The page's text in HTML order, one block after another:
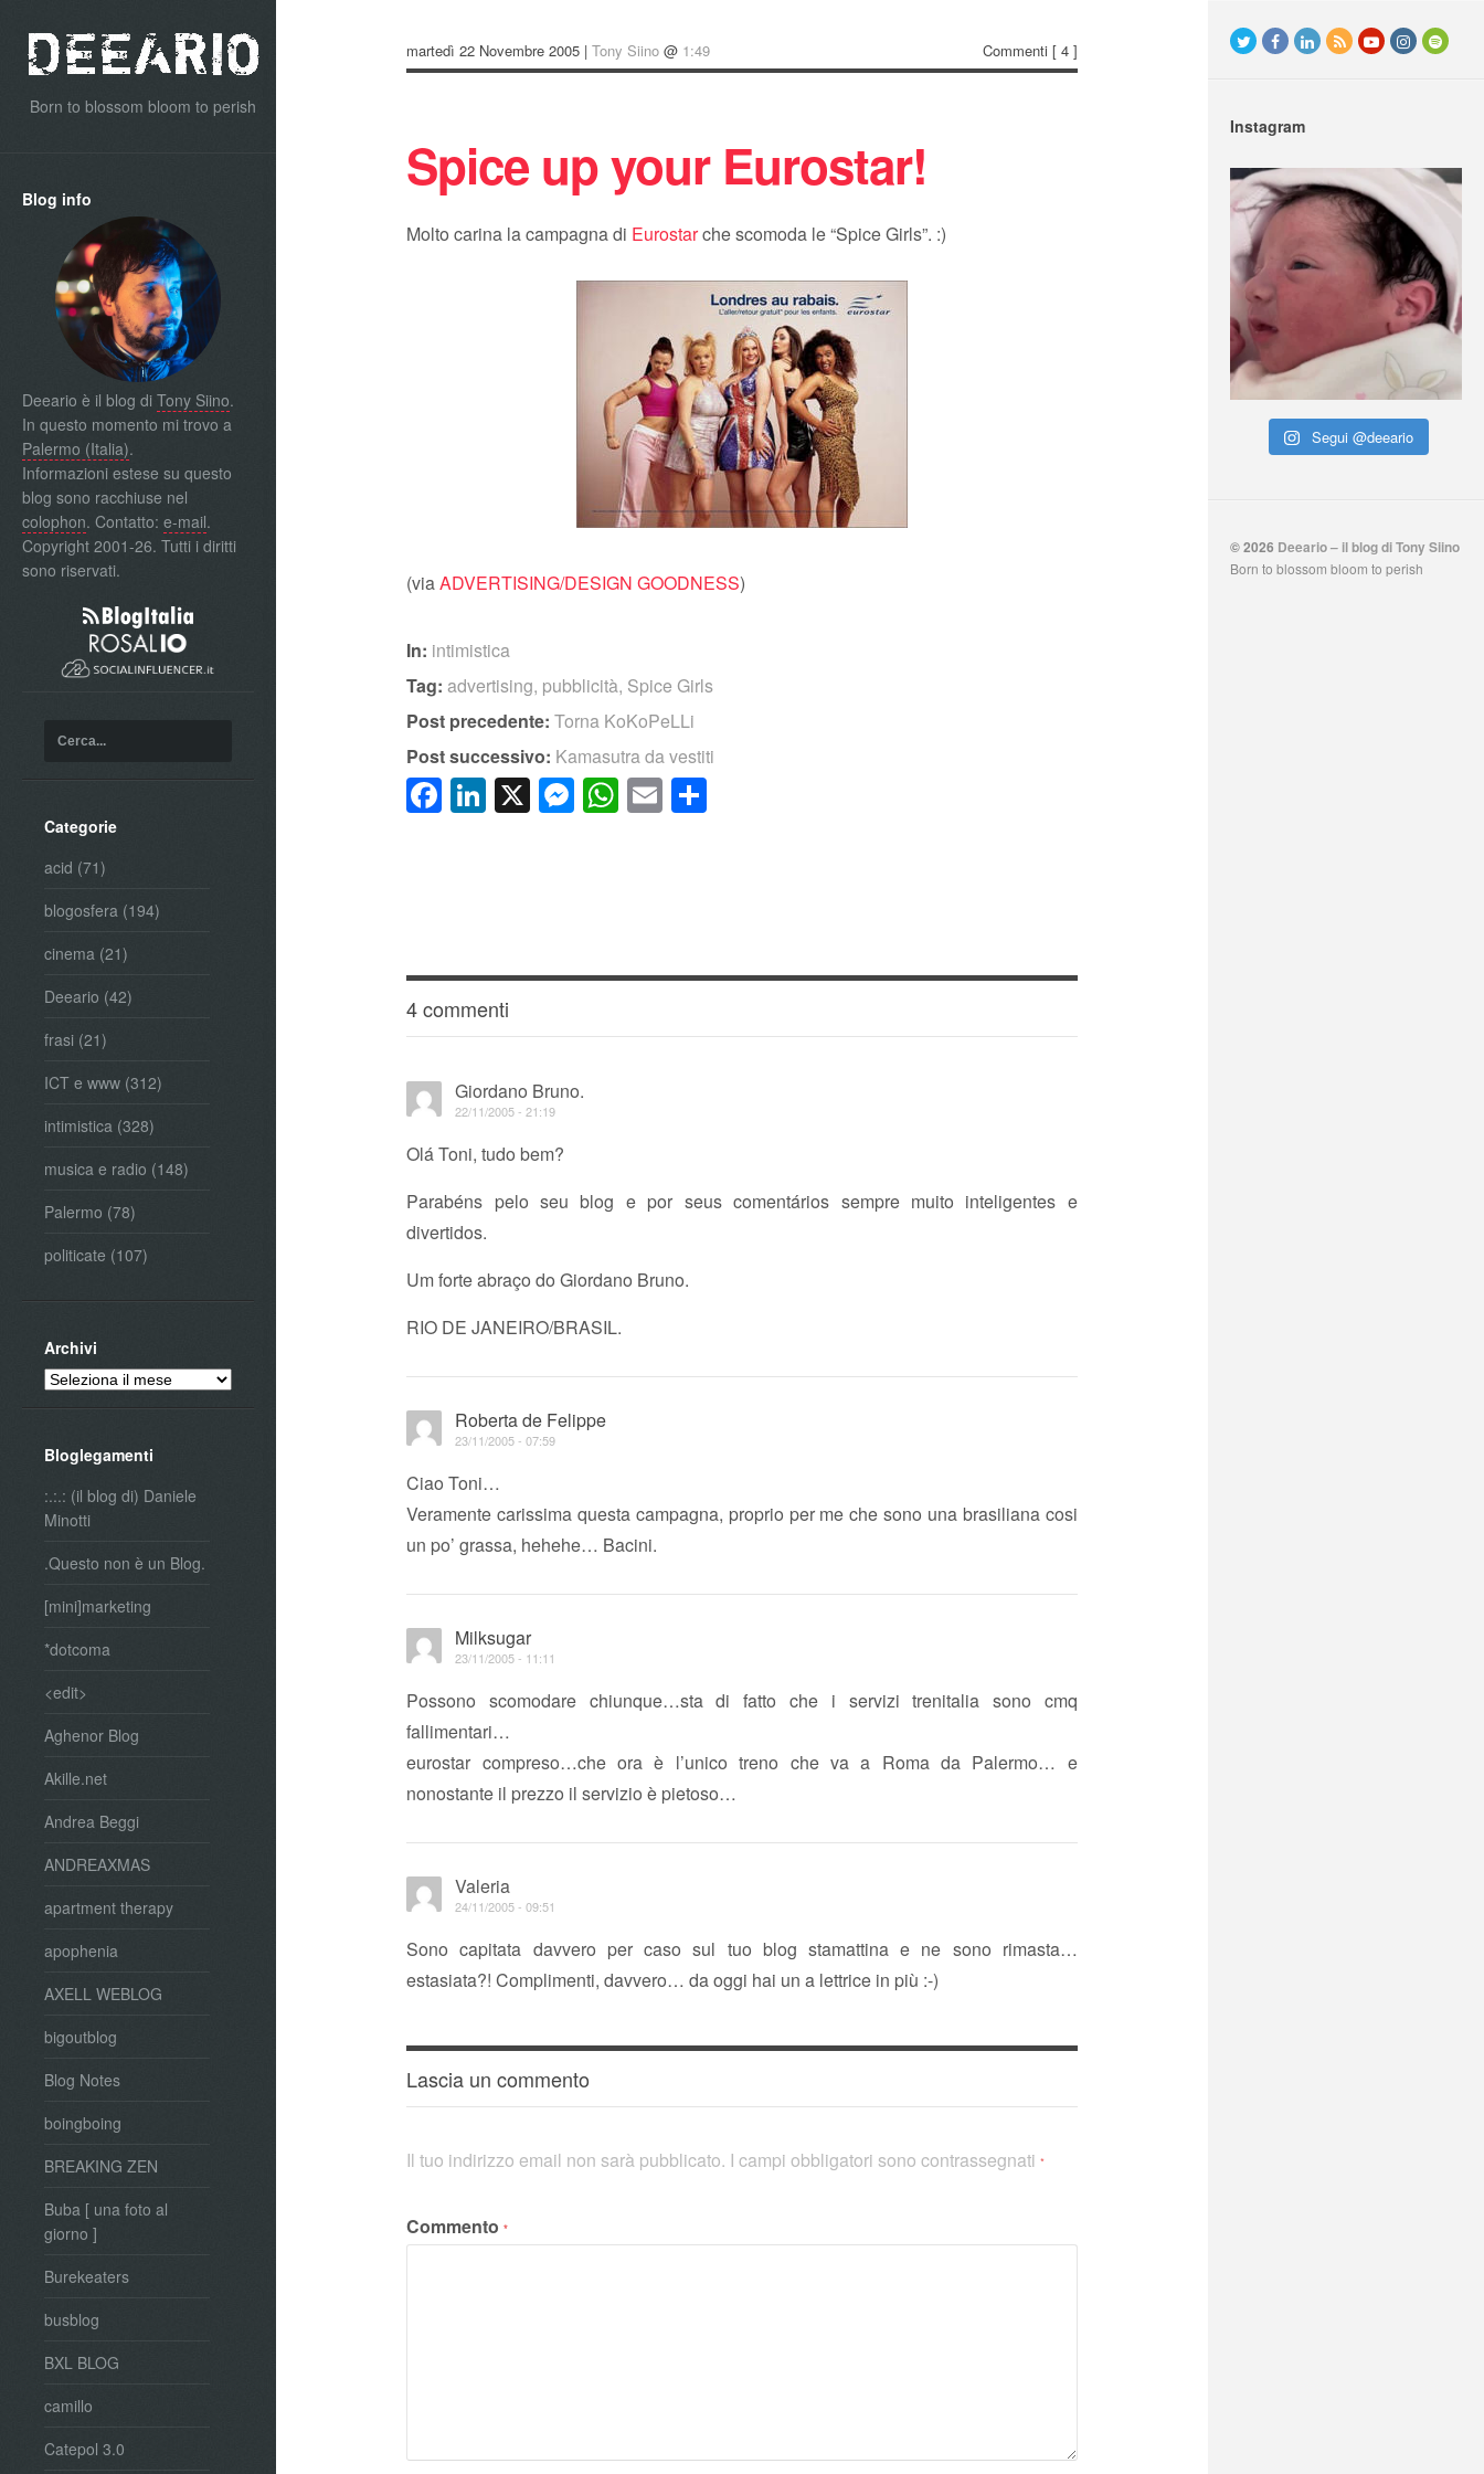
Born to blossom bloom to perish
Blog info
Deeario è il blog di Tony Siino.
In questo momento mi trovo a
Palermo (Italia).
Informazioni estese su questo
blog sono racchiuse nel
colophon. Contatto: e-mail.
Copyright 2001-26. Tutti i diritti
sono riservati.
Categorie
acid (71)
blogosfera (194)
cinema (21)
Deeario (42)
frasi (21)
ICT e www (312)
intimistica (328)
musica e radio (148)
Palermo (78)
politicate (107)
Archivi
Archivi
Bloglegamenti
:.:.: (il blog di) Daniele
Minotti
.Questo non è un Blog.
[mini]marketing
*dotcoma
<edit>
Aghenor Blog
Akille.net
Andrea Beggi
ANDREAXMAS
apartment therapy
apophenia
AXELL WEBLOG
bigoutblog
Blog Notes
boingboing
BREAKING ZEN
Buba [ una foto al
giorno ]
Burekeaters
busblog
BXL BLOG
camillo
Catepol 3.0
martedì 22 Novembre 2005 |Tony Siino @ 1:49 Commenti [ 4 ]
Spice up your Eurostar!
Molto carina la campagna di Eurostarche scomoda le “Spice Girls”. :)
(viaADVERTISING/DESIGN GOODNESS)
In: intimistica
Tag: advertising, pubblicità, Spice Girls
Post precedente:Torna KoKoPeLLi
Post successivo: Kamasutra da vestiti
Facebook
LinkedIn
X Messenger
WhatsApp
Email
4 commenti
Giordano Bruno.
22/11/2005 - 21:19
Olá Toni, tudo bem?
Parabéns pelo seu blog e por seus comentários sempre muito inteligentes e
divertidos.
Um forte abraço do Giordano Bruno.
RIO DE JANEIRO/BRASIL.
Roberta de Felippe
23/11/2005 - 07:59
Ciao Toni…
Veramente carissima questa campagna, proprio per me che sono una brasiliana cosi
un po’ grassa, hehehe… Bacini.
Milksugar
23/11/2005 - 11:11
Possono scomodare chiunque…sta di fatto che i servizi trenitalia sono cmq
fallimentari…
eurostar compreso…che ora è l’unico treno che va a Roma da Palermo… e
nonostante il prezzo il servizio è pietoso…
Valeria
24/11/2005 - 09:51
Sono capitata davvero per caso sul tuo blog stamattina e ne sono rimasta…
estasiata?! Complimenti, davvero… da oggi hai un a lettrice in più :-)
Lascia un commento
Il tuo indirizzo email non sarà pubblicato. I campi obbligatori sono contrassegnati*
Commento*
Instagram
Segui @deeario
© 2026 Deeario – il blog di Tony Siino
Born to blossom bloom to perish